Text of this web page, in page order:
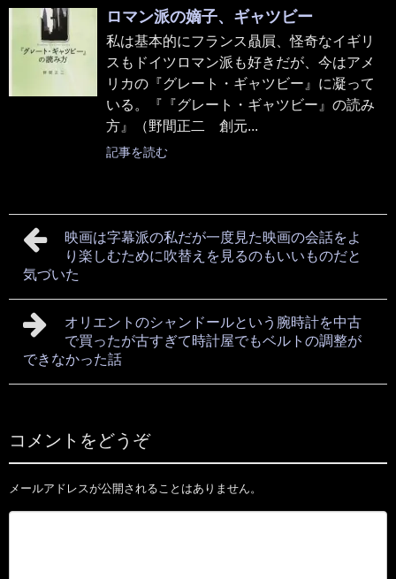
ロマン派の嫡子、ギャツビー
私は基本的にフランス贔屓、怪奇なイギリ
スもドイツロマン派も好きだが、今はアメ
リカの『グレート・ギャツビー』に凝って
いる。『『グレート・ギャツビー』の読み
方』（野間正二 創元...
記事を読む
映画は字幕派の私だが一度見た映画の会話をよ
り楽しむために吹替えを見るのもいいものだと
気づいた
オリエントのシャンドールという腕時計を中古
で買ったが古すぎて時計屋でもベルトの調整が
できなかった話
コメントをどうぞ
メールアドレスが公開されることはありません。